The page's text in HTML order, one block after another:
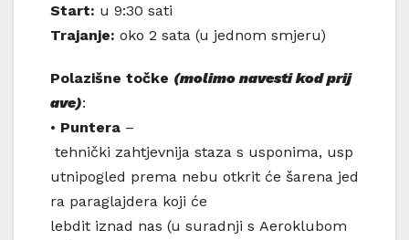
Start: u 9:30 sati
Trajanje: oko 2 sata (u jednom smjeru)
Polazišne točke (molimo navesti kod prij
ave):
• Puntera –
tehnički zahtjevnija staza s usponima, usp
utnipogled prema nebu otkrit će šarena jed
ra paraglajdera koji će
lebdit iznad nas (u suradnji s Aeroklubom